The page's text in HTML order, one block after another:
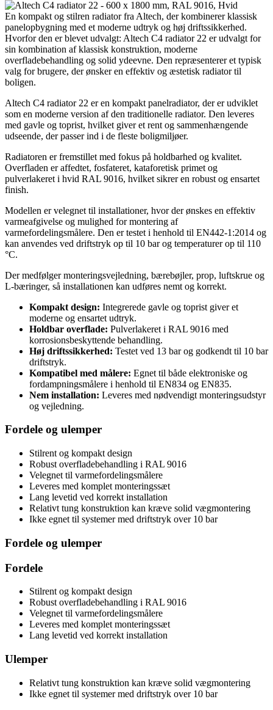
En kompakt og stilren radiator fra Altech, der kombinerer klassisk
panelopbygning med et moderne udtryk og høj driftssikkerhed.
Hvorfor den er blevet udvalgt: Altech C4 radiator 22 er udvalgt for
sin kombination af klassisk konstruktion, moderne
overfladebehandling og solid ydeevne. Den repræsenterer et typisk
valg for brugere, der ønsker en effektiv og æstetisk radiator til
boligen.
Altech C4 radiator 22 er en kompakt panelradiator, der er udviklet
som en moderne version af den traditionelle radiator. Den leveres
med gavle og toprist, hvilket giver et rent og sammenhængende
udseende, der passer ind i de fleste boligmiljøer.
Radiatoren er fremstillet med fokus på holdbarhed og kvalitet.
Overfladen er affedtet, fosfateret, kataforetisk primet og
pulverlakeret i hvid RAL 9016, hvilket sikrer en robust og ensartet
finish.
Modellen er velegnet til installationer, hvor der ønskes en effektiv
varmeafgivelse og mulighed for montering af
varmefordelingsmålere. Den er testet i henhold til EN442-1:2014 og
kan anvendes ved driftstryk op til 10 bar og temperaturer op til 110
°C.
Der medfølger monteringsvejledning, bærebøjler, prop, luftskrue og
L-bæringer, så installationen kan udføres nemt og korrekt.
Kompakt design: Integrerede gavle og toprist giver et
moderne og ensartet udtryk.
Holdbar overflade: Pulverlakeret i RAL 9016 med
korrosionsbeskyttende behandling.
Høj driftssikkerhed: Testet ved 13 bar og godkendt til 10 bar
driftstryk.
Kompatibel med målere: Egnet til både elektroniske og
fordampningsmålere i henhold til EN834 og EN835.
Nem installation: Leveres med nødvendigt monteringsudstyr
og vejledning.
Fordele og ulemper
Stilrent og kompakt design
Robust overfladebehandling i RAL 9016
Velegnet til varmefordelingsmålere
Leveres med komplet monteringssæt
Lang levetid ved korrekt installation
Relativt tung konstruktion kan kræve solid vægmontering
Ikke egnet til systemer med driftstryk over 10 bar
Fordele og ulemper
Fordele
Stilrent og kompakt design
Robust overfladebehandling i RAL 9016
Velegnet til varmefordelingsmålere
Leveres med komplet monteringssæt
Lang levetid ved korrekt installation
Ulemper
Relativt tung konstruktion kan kræve solid vægmontering
Ikke egnet til systemer med driftstryk over 10 bar